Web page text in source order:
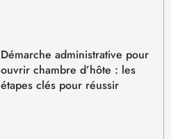
Démarche administrative pour
ouvrir chambre d’hôte : les
étapes clés pour réussir